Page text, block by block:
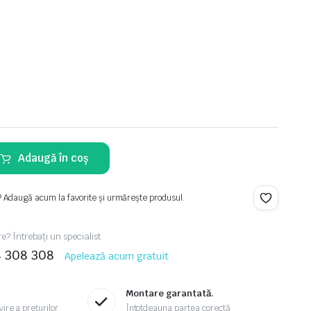
Adaugă în coș
Adaugă acum la favorite și urmărește produsul.
Întrebați un specialist
308 308 Apelează acum gratuit
a prețurilor
Montare garantată.
Întotdeauna partea corectă